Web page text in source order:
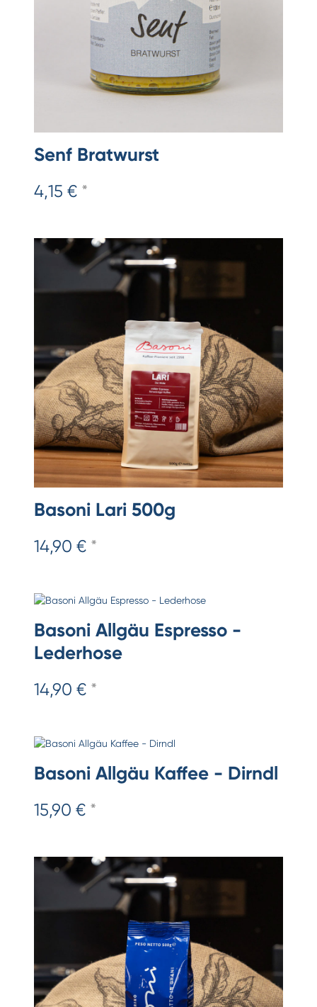
Senf Bratwurst
4,15 € *
Basoni Lari 500g
14,90 € *
Basoni Allgäu Espresso -
Lederhose
14,90 € *
Basoni Allgäu Kaffee - Dirndl
15,90 € *